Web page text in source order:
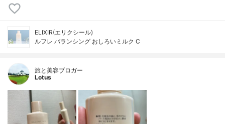
ELIXIR(エリクシール)
ルフレ バランシング おしろいミルク C
旅と美容ブロガー
Lotus